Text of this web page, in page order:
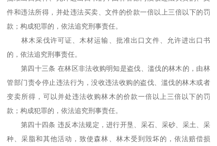
件和违法所得，并处违法买卖、文件的价款一倍以上三倍以下的罚
款；构成犯罪的，依法追究刑事责任。
林木采伐许可证、木材运输、批准出口文件、允许进出口书
的，依法追究刑事责任。
第四十三条 在林区非法收购明知是盗伐、滥伐的林木的，由林
管部门责令停止违法行为，没收违法收购的盗伐、滥伐的林木或者
变卖所得，可以并处违法收购林木的价款一倍以上三倍以下的罚
款；构成犯罪的，依法追究刑事责任。
第四十四条 违反本法规定，进行开垦、采石、采砂、采土、采
种、采脂和其他活动，致使森林、林木受到毁坏的，依法赔偿损